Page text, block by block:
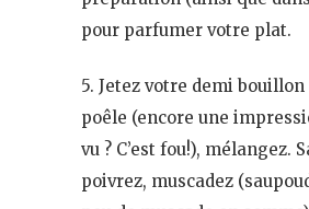
pour parfumer votre plat.
5. Jetez votre demi bouillon
poêle (encore une
vu ? C’est fou!), mélangez.
poivrez, muscadez